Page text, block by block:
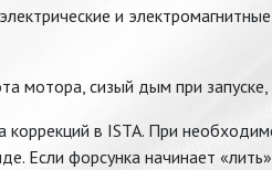
и
мотора, сизый дым при запуске,
коррекций в ISTA. При
Если форсунка начинает